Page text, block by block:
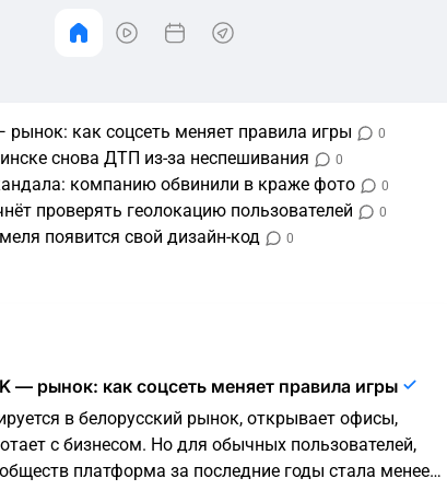
как соцсеть меняет правила игры 0
снова ДТП из-за неспешивания 0
компанию обвинили в краже фото 0
проверять геолокацию пользователей 0
появится свой дизайн-код 0
— рынок: как соцсеть меняет правила игры
в белорусский рынок, открывает офисы,
с бизнесом. Но для обычных пользователей,
платформа за последние годы стала менее